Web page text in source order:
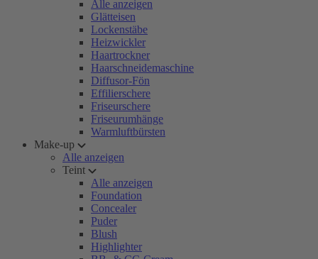
Alle anzeigen
Glätteisen
Lockenstäbe
Heizwickler
Haartrockner
Haarschneidemaschine
Diffusor-Fön
Effilierschere
Friseurschere
Friseurumhänge
Warmluftbürsten
Make-up
Alle anzeigen
Teint
Alle anzeigen
Foundation
Concealer
Puder
Blush
Highlighter